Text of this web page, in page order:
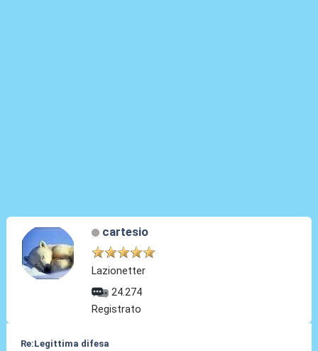
cartesio
Lazionetter
24.274
Registrato
Re:Legittima difesa